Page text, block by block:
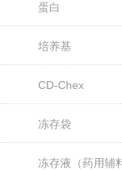
蛋白
培养基
CD-Chex
冻存袋
冻存液（药用辅